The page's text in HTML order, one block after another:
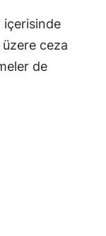
içerisinde
ceza
de